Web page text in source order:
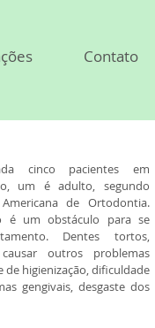
Contato
cinco pacientes em
um é adulto, segundo
de Ortodontia.
é um obstáculo para se
Dentes tortos,
outros problemas
de higienização, dificuldade
gengivais, desgaste dos